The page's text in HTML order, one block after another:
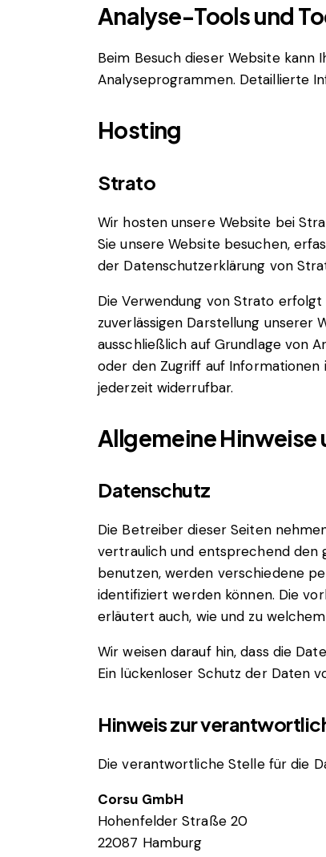
Analyse-Tools und
Beim Besuch dieser Website
Analyseprogrammen. Detaillierte
Hosting
Strato
Wir hosten unsere Website bei
Sie unsere Website besuchen,
der Datenschutzerklärung von
Die Verwendung von Strato
zuverlässigen Darstellung unserer
ausschließlich auf Grundlage von
oder den Zugriff auf Informationen
jederzeit widerrufbar.
Allgemeine
Datenschutz
Die Betreiber dieser Seiten
vertraulich und entsprechend den
benutzen, werden verschiedene
identifiziert werden können. Die
erläutert auch, wie und zu
Wir weisen darauf hin, dass die
Ein lückenloser Schutz der Daten
Hinweis zur
Die verantwortliche Stelle für die
Corsu GmbH
Hohenfelder Straße 20
22087 Hamburg